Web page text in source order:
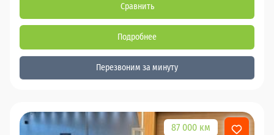
Сравнить
Подробнее
Перезвоним за минуту
87 000 км